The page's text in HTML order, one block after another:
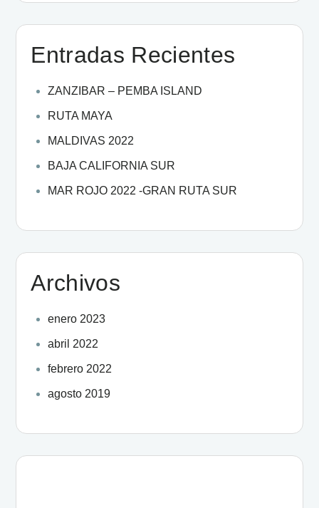
Entradas Recientes
ZANZIBAR – PEMBA ISLAND
RUTA MAYA
MALDIVAS 2022
BAJA CALIFORNIA SUR
MAR ROJO 2022 -GRAN RUTA SUR
Archivos
enero 2023
abril 2022
febrero 2022
agosto 2019